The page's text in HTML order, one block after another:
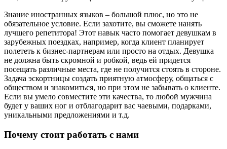
Знание иностранных языков – большой плюс, но это не
обязательное условие. Если захотите, вы сможете нанять
лучшего репетитора! Этот навык часто помогает девушкам в
зарубежных поездках, например, когда клиент планирует
полететь к бизнес-партнерам или просто на отдых. Девушка
не должна быть скромной и робкой, ведь ей придется
посещать различные места, где не получится стоять в стороне.
Задача эскортницы создать приятную атмосферу, общаться с
обществом и знакомиться, но при этом не забывать о клиенте.
Если вы умело совместите эти качества, то любой мужчина
будет у ваших ног и отблагодарит вас чаевыми, подарками,
уникальными предложениями и т.д.
Почему стоит работать с нами